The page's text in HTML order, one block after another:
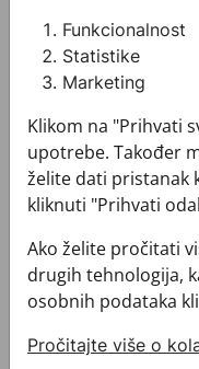
Funkcionalnost
Statistike
Marketing
Klikom na "Prihvati
upotrebe. Također
želite dati pristanak
kliknuti "Prihvati
Ako želite pročitati
drugih tehnologija,
osobnih podataka
Pročitajte više o